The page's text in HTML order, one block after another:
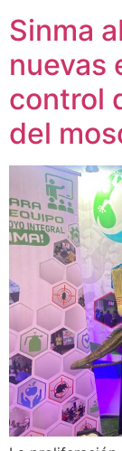
Sinma
nuevas
control
del